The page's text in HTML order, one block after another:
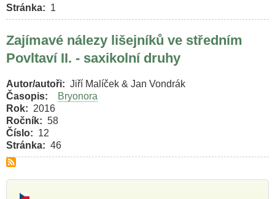
Stránka
1
Zajímavé nálezy lišejníků ve středním
Povltaví II. - saxikolní druhy
Autor/autoři
Jiří Malíček & Jan Vondrák
Časopis
Bryonora
Rok
2016
Ročník
58
Číslo
12
Stránka
46